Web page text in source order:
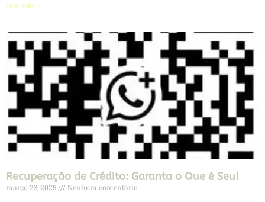
Leia mais »
Recuperação de Crédito: Garanta o Que é Seu!
março 23, 2025
Nenhum comentário